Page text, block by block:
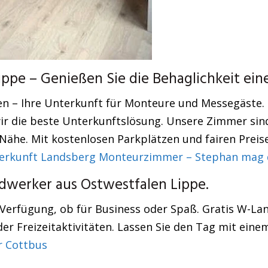
– Genießen Sie die Behaglichkeit
– Ihre Unterkunft für Monteure und
die beste Unterkunftslösung. Unsere Zimmer
Mit kostenlosen Parkplätzen und fairen
Landsberg Monteurzimmer – Stephan
aus Ostwestfalen Lippe.
ob für Business oder Spaß. Gratis W-
Freizeitaktivitäten. Lassen Sie den Tag mit
Cottbus